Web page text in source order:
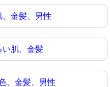
、金髪、男性
い肌、金髪
、金髪、男性